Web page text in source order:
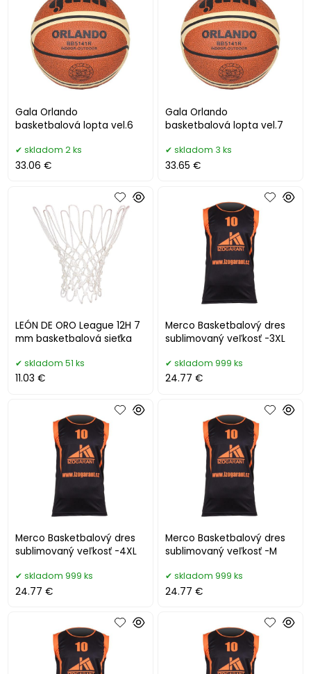
Gala Orlando
basketbalová lopta vel.6
skladom 2 ks
33.06 €
Gala Orlando
basketbalová lopta vel.7
skladom 3 ks
33.65 €
LEÓN DE ORO League 12H 7
mm basketbalová sieťka
skladom 51 ks
11.03 €
Merco Basketbalový dres
sublimovaný veľkosť -3XL
skladom 999 ks
24.77 €
Merco Basketbalový dres
sublimovaný veľkosť -4XL
skladom 999 ks
24.77 €
Merco Basketbalový dres
sublimovaný veľkosť -M
skladom 999 ks
24.77 €